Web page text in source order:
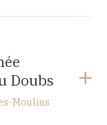
Doubs
Moulins